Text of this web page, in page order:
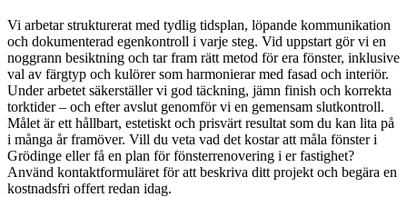
Vi arbetar strukturerat med tydlig tidsplan, löpande kommunikation
och dokumenterad egenkontroll i varje steg. Vid uppstart gör vi en
noggrann besiktning och tar fram rätt metod för era fönster, inklusive
val av färgtyp och kulörer som harmonierar med fasad och interiör.
Under arbetet säkerställer vi god täckning, jämn finish och korrekta
torktider – och efter avslut genomför vi en gemensam slutkontroll.
Målet är ett hållbart, estetiskt och prisvärt resultat som du kan lita på
i många år framöver. Vill du veta vad det kostar att måla fönster i
Grödinge eller få en plan för fönsterrenovering i er fastighet?
Använd kontaktformuläret för att beskriva ditt projekt och begära en
kostnadsfri offert redan idag.